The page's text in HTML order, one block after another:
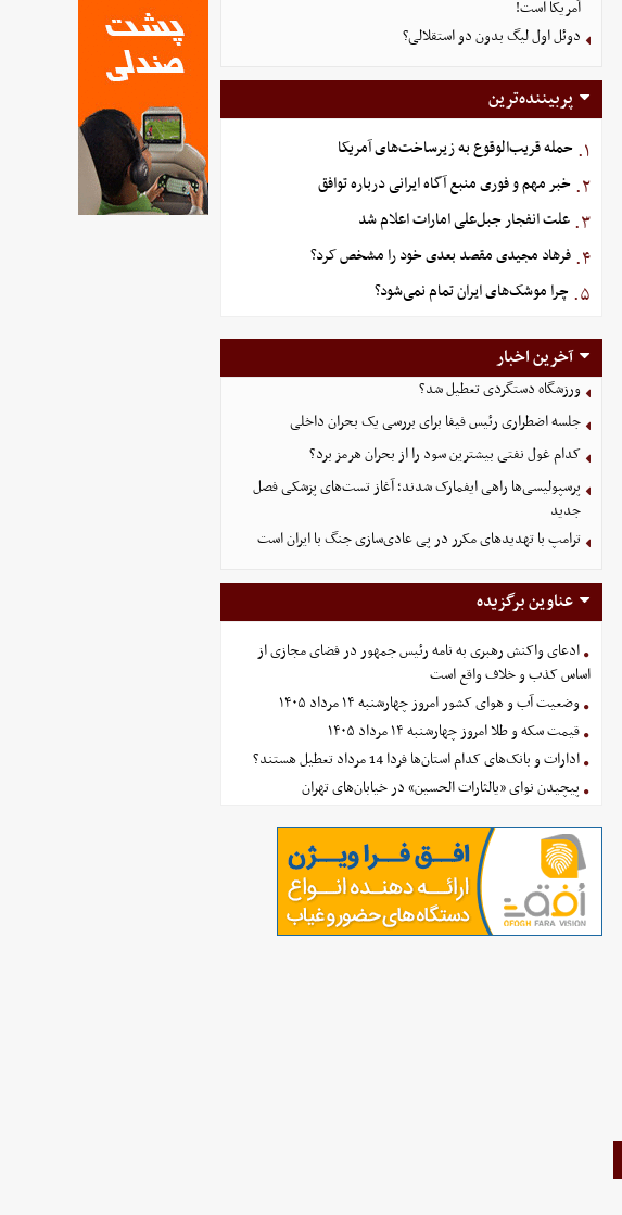
آمریکا است!
دوئل اول لیگ بدون دو استقلالی؟
پربیننده‌ترین
۱. حمله قریب‌الوقوع به زیرساخت‌های آمریکا
۲. خبر مهم و فوری منبع آگاه ایرانی درباره توافق
۳. علت انفجار جبل‌علی امارات اعلام شد
۴. فرهاد مجیدی مقصد بعدی خود را مشخص کرد؟
۵. چرا موشک‌های ایران تمام نمی‌شود؟
آخرین اخبار
ورزشگاه دستگردی تعطیل شد؟
جلسه اضطراری رئیس فیفا برای بررسی یک بحران داخلی
کدام غول نفتی بیشترین سود را از بحران هرمز برد؟
پرسپولیسی‌ها راهی ایفمارک شدند؛ آغاز تست‌های پزشکی فصل
جدید
ترامپ با تهدیدهای مکرر در پی عادی‌سازی جنگ با ایران است
عناوین برگزیده
ادعای واکنش رهبری به نامه رئیس جمهور در فضای مجازی از
اساس کذب و خلاف واقع است
وضعیت آب و هوای کشور امروز چهارشنبه ۱۴ مرداد ۱۴۰۵
قیمت سکه و طلا امروز چهارشنبه ۱۴ مرداد ۱۴۰۵
ادارات و بانک‌های کدام استان‌ها فردا 14 مرداد تعطیل هستند؟
پیچیدن نوای «یالثارات الحسین» در خیابان‌های تهران